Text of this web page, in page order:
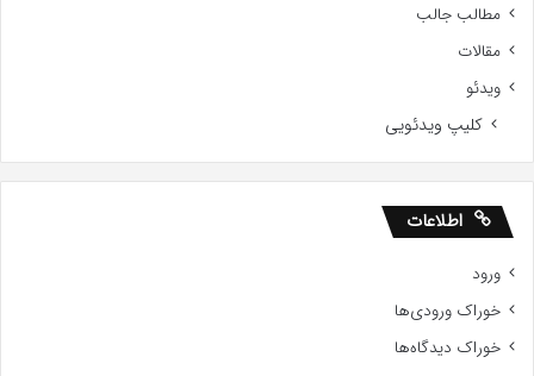
مطالب جالب
مقالات
ویدئو
کلیپ ویدئویی
اطلاعات
ورود
خوراک ورودی‌ها
خوراک دیدگاه‌ها